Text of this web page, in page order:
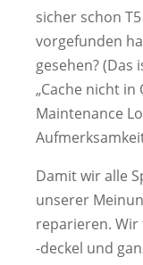
sicher schon
vorgefunden
gesehen?
„Cache nicht
Maintenance
Damit wir alle
unserer
reparieren.
-deckel und